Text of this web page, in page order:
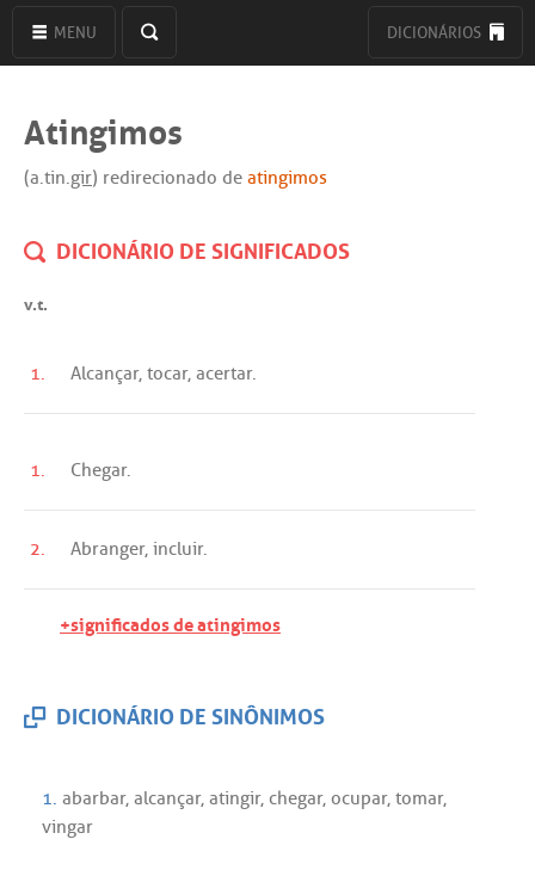
MENU DICIONÁRIOS
Atingimos
(a.tin.gir) redirecionado de atingimos
DICIONÁRIO DE SIGNIFICADOS
v.t.
1. Alcançar, tocar, acertar.
1. Chegar.
2. Abranger, incluir.
+significados de atingimos
DICIONÁRIO DE SINÔNIMOS
1. abarbar, alcançar, atingir, chegar, ocupar, tomar,
vingar